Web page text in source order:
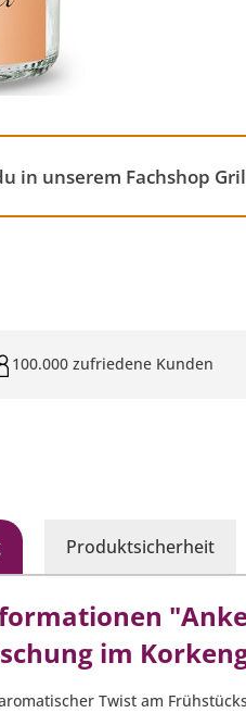
in unserem Fachshop
100.000 zufriedene Kunden
Produktsicherheit
im
Twist am